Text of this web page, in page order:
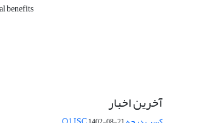
benefits
آخرین اخبار